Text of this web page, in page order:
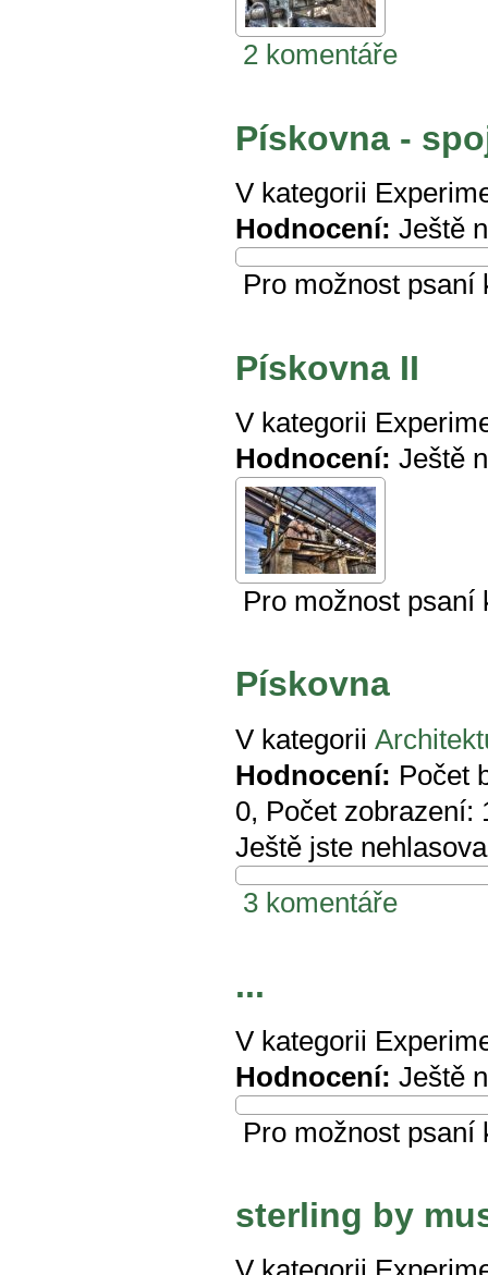
2 komentáře
Pískovna -
V kategorii
Hodnocení: Ještě
Pro možnost
Pískovna II
V kategorii
Hodnocení: Ještě
Pro možnost
Pískovna
V kategorii
Hodnocení: Počet
0, Počet zobrazení:
Ještě jste
3 komentáře
...
V kategorii
Hodnocení: Ještě
Pro možnost
sterling by